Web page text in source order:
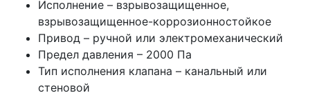
Исполнение – взрывозащищенное,
взрывозащищенное-коррозионностойкое
Привод – ручной или электромеханический
Предел давления – 2000 Па
Тип исполнения клапана – канальный или
стеновой